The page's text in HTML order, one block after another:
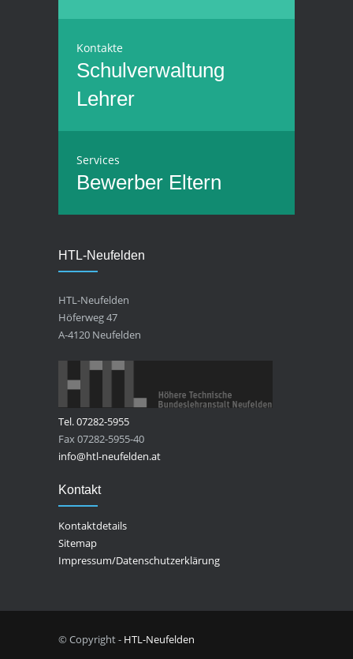
Kontakte
Schulverwaltung
Lehrer
Services
Bewerber Eltern
HTL-Neufelden
HTL-Neufelden
Höferweg 47
A-4120 Neufelden
Tel. 07282-5955
Fax 07282-5955-40
info@htl-neufelden.at
Kontakt
Kontaktdetails
Sitemap
Impressum/Datenschutzerklärung
© Copyright - HTL-Neufelden